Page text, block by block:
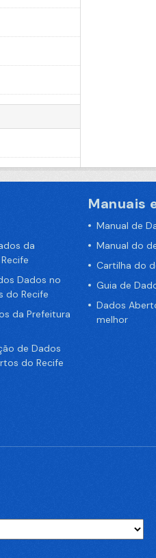
da
Dados no
do Recife
da Prefeitura
de Dados
do Recife
Manuais
Manual de
Manual do
Cartilha do
Guia de
Dados
melhor